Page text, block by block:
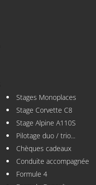
Stages Monoplaces
Stage Corvette C8
Stage Alpine A110S
Pilotage duo / trio...
Chèques cadeaux
Conduite accompagnée
Formule 4